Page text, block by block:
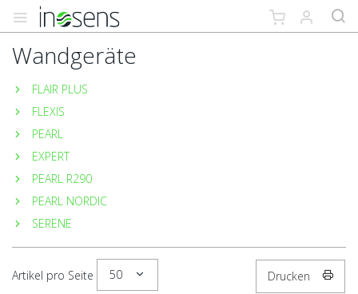
Wandgeräte
FLAIR PLUS
FLEXIS
PEARL
EXPERT
PEARL R290
PEARL NORDIC
SERENE
Artikel pro Seite 50
Drucken